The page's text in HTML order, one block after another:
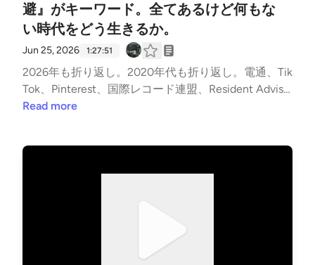
危険性00:32:39 バンドメンバーを選ぶのは「ポケモ
ンの旅パ」か「ドラクエのパーティ」を選ぶ感覚00:
36:30 カメラマンやPAもバンドの一部。チームとし
ての裏方スタッフの重要性00:42:20 20代中盤から30
代直前の壁。バンドを辞める理由は「音楽」ではなく
「生活や環境の変化」00:46:00 ヒップホップの「コ
レクティブ」への憧れと、バンドの身動きの取りづら
考える、オリジナルメンバーと作曲者01:02:53 歴史
なプレッシャー01:06:03 【募集】Bearwearが新ギタ
避』がキーワード。全てあるけど何もな
い時代をどう生きるか。
Jun 25, 2026 1:27:51
2026年も折り返し。2020年代も折り返し。電通、Tik
Tok、Pinterest、国際レコード連盟、Resident Adviso
r、そして音楽ZINE『痙攣』など、各所から立て続け
求めるのか？を深掘りします。SNSの相互監視やアル
場、現物、現実逃避」の三現主義を掲げる僕らにとて
も馴染みのある言葉でした。80年代の「何もないけ
Read more